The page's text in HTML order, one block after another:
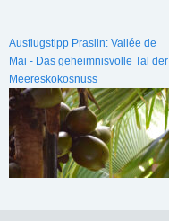
Ausflugstipp Praslin: Vallée de
Mai - Das geheimnisvolle Tal der
Meereskokosnuss